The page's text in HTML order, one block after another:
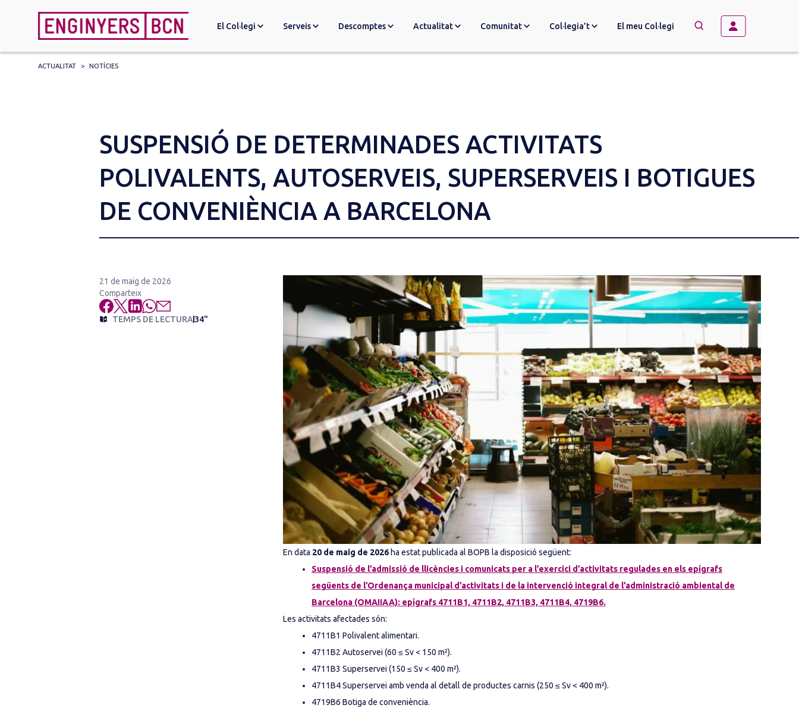
El Col·legi Serveis Descomptes Actualitat Comunitat Col·legia’t El meu Col·legi
ACTUALITAT > NOTÍCIES
SUSPENSIÓ DE DETERMINADES ACTIVITATS
POLIVALENTS, AUTOSERVEIS, SUPERSERVEIS I BOTIGUES
DE CONVENIÈNCIA A BARCELONA
21 de maig de 2026
Comparteix
TEMPS DE LECTURA 34"
En data 20 de maig de 2026 ha estat publicada al BOPB la disposició següent:
Suspensió de l’admissió de llicències i comunicats per a l’exercici d’activitats regulades en els epígrafs
següents de l’Ordenança municipal d’activitats i de la intervenció integral de l’administració ambiental de
Barcelona (OMAIIAA): epígrafs 4711B1, 4711B2, 4711B3, 4711B4, 4719B6.
Les activitats afectades són:
4711B1 Polivalent alimentari.
4711B2 Autoservei (60 ≤ Sv < 150 m²).
4711B3 Superservei (150 ≤ Sv < 400 m²).
4711B4 Superservei amb venda al detall de productes carnis (250 ≤ Sv < 400 m²).
4719B6 Botiga de conveniència.